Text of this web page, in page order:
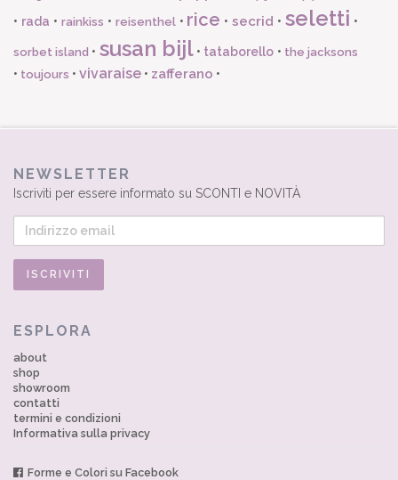
• rada • rainkiss • reisenthel• rice •secrid •seletti •
sorbet island • susan bijl• tataborello • the jacksons
• toujours • vivaraise • zafferano •
NEWSLETTER
Iscriviti per essere informato su SCONTI e NOVITÀ
ESPLORA
about
shop
showroom
contatti
termini e condizioni
Informativa sulla privacy
Forme e Colori su Facebook